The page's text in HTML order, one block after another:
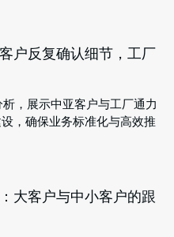
户反复确认细节，工厂
，展示中亚客户与工厂通力
，确保业务标准化与高效推
大客户与中小客户的跟